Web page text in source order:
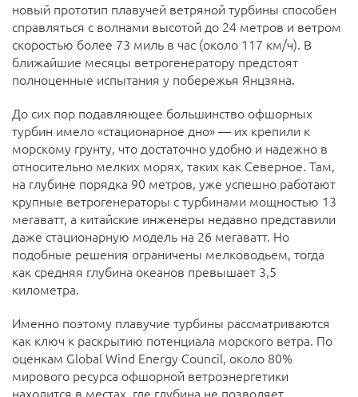
новый прототип плавучей ветряной турбины способен
справляться с волнами высотой до 24 метров и ветром
скоростью более 73 миль в час (около 117 км/ч). В
ближайшие месяцы ветрогенератору предстоят
полноценные испытания у побережья Янцзяна.
До сих пор подавляющее большинство офшорных
турбин имело «стационарное дно» — их крепили к
морскому грунту, что достаточно удобно и надежно в
относительно мелких морях, таких как Северное. Там,
на глубине порядка 90 метров, уже успешно работают
крупные ветрогенераторы с турбинами мощностью 13
мегаватт, а китайские инженеры недавно представили
даже стационарную модель на 26 мегаватт. Но
подобные решения ограничены мелководьем, тогда
как средняя глубина океанов превышает 3,5
километра.
Именно поэтому плавучие турбины рассматриваются
как ключ к раскрытию потенциала морского ветра. По
оценкам Global Wind Energy Council, около 80%
мирового ресурса офшорной ветроэнергетики
находится в местах, где глубина не позволяет